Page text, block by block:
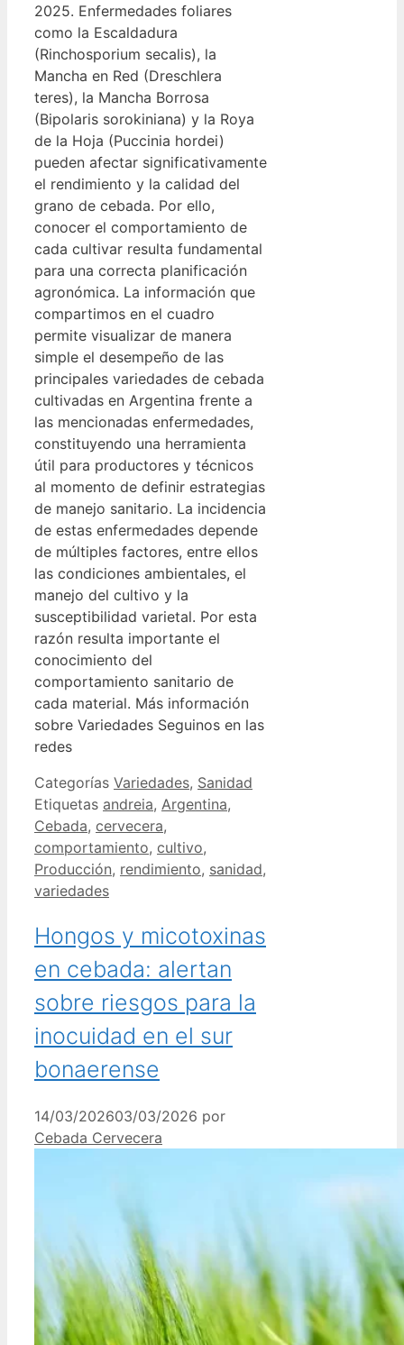
2025. Enfermedades foliares
como la Escaldadura
(Rinchosporium secalis), la
Mancha en Red (Dreschlera
teres), la Mancha Borrosa
(Bipolaris sorokiniana) y la Roya
de la Hoja (Puccinia hordei)
pueden afectar significativamente
el rendimiento y la calidad del
grano de cebada. Por ello,
conocer el comportamiento de
cada cultivar resulta fundamental
para una correcta planificación
agronómica. La información que
compartimos en el cuadro
permite visualizar de manera
simple el desempeño de las
principales variedades de cebada
cultivadas en Argentina frente a
las mencionadas enfermedades,
constituyendo una herramienta
útil para productores y técnicos
al momento de definir estrategias
de manejo sanitario. La incidencia
de estas enfermedades depende
de múltiples factores, entre ellos
las condiciones ambientales, el
manejo del cultivo y la
susceptibilidad varietal. Por esta
razón resulta importante el
conocimiento del
comportamiento sanitario de
cada material. Más información
sobre Variedades Seguinos en las
redes
Categorías Variedades, Sanidad
Etiquetas andreia, Argentina,
Cebada, cervecera,
comportamiento, cultivo,
Producción, rendimiento, sanidad,
variedades
Hongos y micotoxinas
en cebada: alertan
sobre riesgos para la
inocuidad en el sur
bonaerense
14/03/202603/03/2026 por
Cebada Cervecera